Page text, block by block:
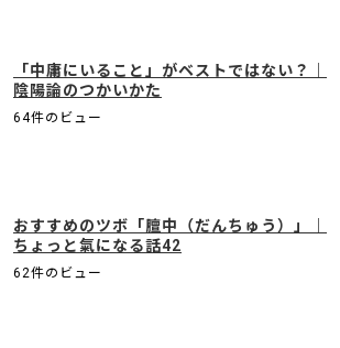
「中庸にいること」がベストではない？｜
陰陽論のつかいかた
64件のビュー
おすすめのツボ「膻中（だんちゅう）」｜
ちょっと氣になる話42
62件のビュー